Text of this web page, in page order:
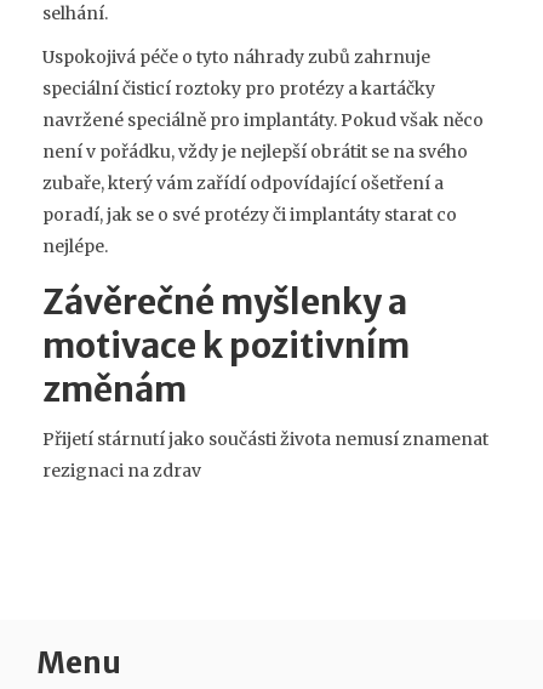
selhání.
Uspokojivá péče o tyto náhrady zubů zahrnuje
speciální čisticí roztoky pro protézy a kartáčky
navržené speciálně pro implantáty. Pokud však něco
není v pořádku, vždy je nejlepší obrátit se na svého
zubaře, který vám zařídí odpovídající ošetření a
poradí, jak se o své protézy či implantáty starat co
nejlépe.
Závěrečné myšlenky a
motivace k pozitivním
změnám
Přijetí stárnutí jako součásti života nemusí znamenat
rezignaci na zdrav
Menu